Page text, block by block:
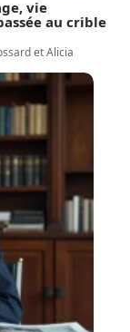
vie
au crible
et Alicia